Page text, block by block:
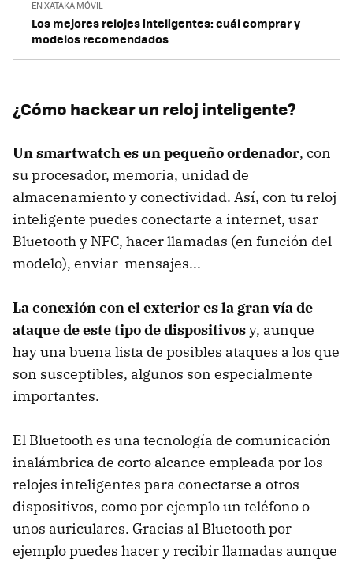
EN XATAKA MÓVIL
Los mejores relojes inteligentes: cuál comprar y
modelos recomendados
¿Cómo hackear un reloj inteligente?
Un smartwatch es un pequeño ordenador, con
su procesador, memoria, unidad de
almacenamiento y conectividad. Así, con tu reloj
inteligente puedes conectarte a internet, usar
Bluetooth y NFC, hacer llamadas (en función del
modelo), enviar mensajes...
La conexión con el exterior es la gran vía de
ataque de este tipo de dispositivosy, aunque
hay una buena lista de posibles ataques a los que
son susceptibles, algunos son especialmente
importantes.
El Bluetooth es una tecnología de comunicación
inalámbrica de corto alcance empleada por los
relojes inteligentes para conectarse a otros
dispositivos, como por ejemplo un teléfono o
unos auriculares. Gracias al Bluetooth por
ejemplo puedes hacer y recibir llamadas aunque